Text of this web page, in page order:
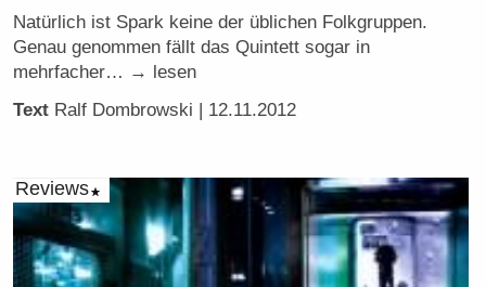
Natürlich ist Spark keine der üblichen Folkgruppen.
Genau genommen fällt das Quintett sogar in
mehrfacher… → lesen
Text Ralf Dombrowski | 12.11.2012
Reviews